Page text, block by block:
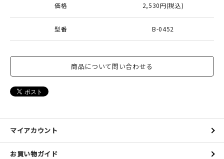
価格 2,530円(税込)
型番 B-0452
商品について問い合わせる
マイアカウント
お買い物ガイド